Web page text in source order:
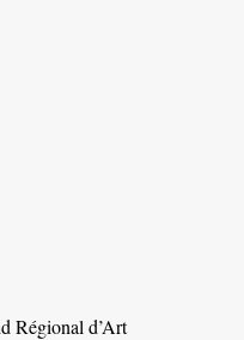
Régional d’Art